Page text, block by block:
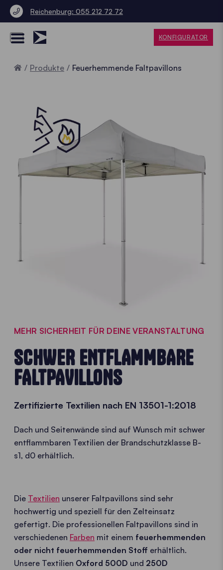
Reichenburg: 055 212 72 72
KONFIGURATOR
Home
Produkte Feuerhemmende Faltpavillons
MEHR SICHERHEIT FÜR DEINE VERANSTALTUNG
SCHWER ENTFLAMMBARE
FALTPAVILLONS
Zertifizierte Textilien nach EN 13501-1:2018
Dach und Seitenwände sind auf Wunsch mit schwer
entflammbaren Textilien der Brandschutzklasse B-
s1, d0 erhältlich.
Die Textilien unserer Faltpavillons sind sehr
hochwertig und speziell für den Zelteinsatz
gefertigt. Die professionellen Faltpavillons sind in
verschiedenen Farben mit einem feuerhemmenden
oder nicht feuerhemmenden Stoff erhältlich.
Unsere Textilien Oxford 500D und 250D